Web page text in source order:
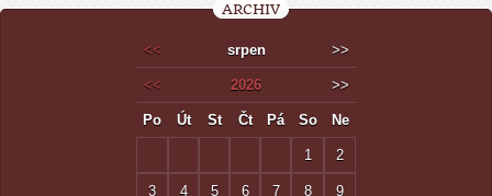
ARCHIV
<< srpen >>
<< 2026 >>
Po Út St Čt Pá So Ne
1 2
3 4 5 6 7 8 9